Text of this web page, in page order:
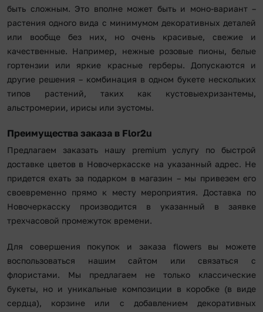
быть сложным. Это вполне может быть и моно-вариант –
растения одного вида с минимумом декоративных деталей
или вообще без них, но очень красивые, свежие и
качественные. Например, нежные розовые пионы, белые
гортензии или яркие красные герберы. Допускаются и
другие решения – комбинация в одном букете нескольких
типов растений, таких как кустовыехризантемы,
альстромерии, ирисы или эустомы.
Преимущества заказа в Flor2u
Предлагаем заказать нашу premium услугу по быстрой
доставке цветов в Новочеркасске на указанный адрес. Не
придется ехать за подарком в магазин – мы привезем его
своевременно прямо к месту мероприятия. Доставка по
Новочеркасску производится в указанный в заявке
трехчасовой промежуток времени.
Для совершения покупок и заказа flowers вы можете
воспользоваться нашим сайтом или связаться с
флористами. Мы предлагаем не только классические
букеты, но и уникальные композиции в коробке (в виде
сердца), корзине или с добавлением декоративных